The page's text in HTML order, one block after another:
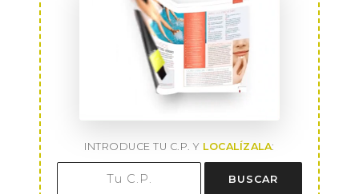
INTRODUCE TU C.P. Y LOCALÍZALA:
BUSCAR